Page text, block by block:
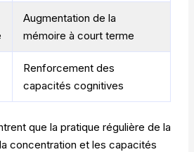
Augmentation de la
mémoire à court terme
Renforcement des
capacités cognitives
que la pratique régulière de la
concentration et les capacités